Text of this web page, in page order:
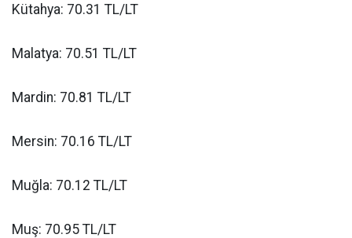
Kütahya: 70.31 TL/LT
Malatya: 70.51 TL/LT
Mardin: 70.81 TL/LT
Mersin: 70.16 TL/LT
Muğla: 70.12 TL/LT
Muş: 70.95 TL/LT